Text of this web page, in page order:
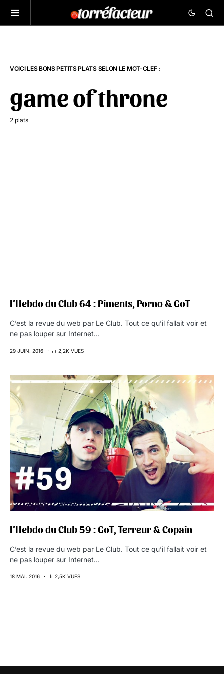
VOICI LES BONS PETITS PLATS SELON LE MOT-CLEF :
game of throne
2 plats
L’Hebdo du Club 64 : Piments, Porno & GoT
C’est la revue du web par Le Club. Tout ce qu’il fallait voir et
ne pas louper sur Internet…
29 JUIN. 2016 2,2K VUES
L’Hebdo du Club 59 : GoT, Terreur & Copain
C’est la revue du web par Le Club. Tout ce qu’il fallait voir et
ne pas louper sur Internet…
18 MAI. 2016 2,5K VUES